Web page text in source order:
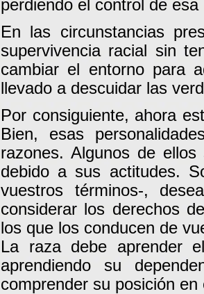
perdiendo el control de
En las circunstancias
supervivencia racial sin
cambiar el entorno para
llevado a descuidar las
Por consiguiente, ahora
Bien, esas
razones. Algunos de
debido a sus actitudes.
vuestros términos-,
considerar los derechos
los que los conducen de
La raza debe aprender
aprendiendo su
comprender su posición